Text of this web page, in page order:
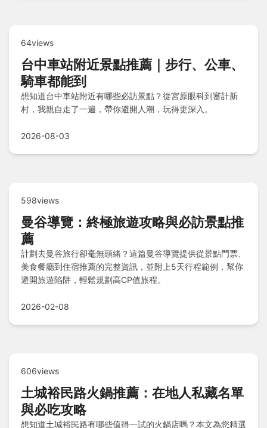
64views
台中車站附近景點推薦｜步行、公車、
騎車都能到
想知道台中車站附近有哪些必訪景點？從宮原眼科到審計新
村，我親自走了一遍，帶你避開人潮，玩得更深入。
2026-08-03
598views
曼谷導覽：終極旅遊攻略與必訪景點推
薦
計劃去曼谷旅行卻毫無頭緒？這篇曼谷導覽提供從景點門票、
美食餐廳到住宿推薦的完整資訊，並附上5天行程範例，幫你
避開旅遊陷阱，輕鬆規劃高CP值旅程。
2026-02-08
606views
土城裕民路火鍋推薦：在地人私藏名單
與必吃攻略
想知道土城裕民路有哪些值得一試的火鍋店嗎？本文為您精選